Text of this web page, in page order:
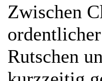
Zwischen
Rutschen